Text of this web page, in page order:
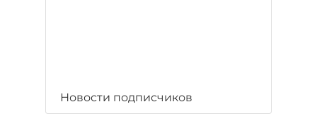
Новости подписчиков